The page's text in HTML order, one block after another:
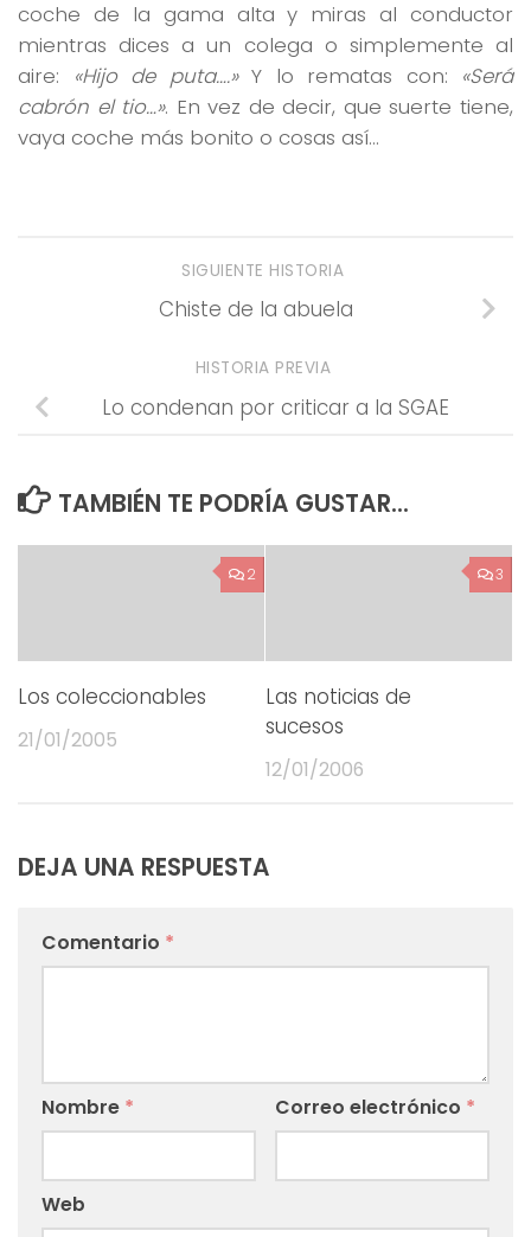
coche de la gama alta y miras al conductor
mientras dices a un colega o simplemente al
aire:
«Hijo de puta….»Y lo rematas con: «Será
cabrón el tio…». En vez de decir, que suerte tiene,
vaya coche más bonito o cosas así…
SIGUIENTE HISTORIA
Chiste de la abuela
HISTORIA PREVIA
Lo condenan por criticar a la SGAE
TAMBIÉN TE PODRÍA GUSTAR...
2
Los coleccionables
21/01/2005
3
Las noticias de
sucesos
12/01/2006
DEJA UNA RESPUESTA
Comentario *
Nombre * Correo electrónico *
Web